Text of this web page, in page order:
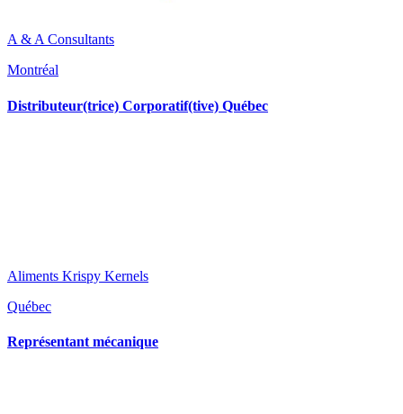
A & A Consultants
Montréal
Distributeur(trice) Corporatif(tive) Québec
Aliments Krispy Kernels
Québec
Représentant mécanique